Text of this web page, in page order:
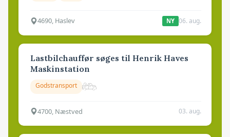
4690, Haslev NY 06. aug.
Lastbilchauffør søges til Henrik Haves
Maskinstation
Godstransport
4700, Næstved 03. aug.